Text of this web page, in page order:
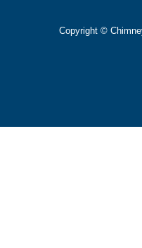
Copyright ©